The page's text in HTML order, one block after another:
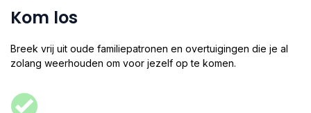
Kom los
Breek vrij uit oude familiepatronen en overtuigingen die je al
zolang weerhouden om voor jezelf op te komen.